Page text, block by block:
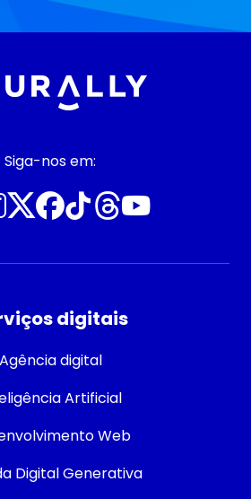
Siga-nos em:
digitais
Agência digital
Artificial
Web
Digital Generativa